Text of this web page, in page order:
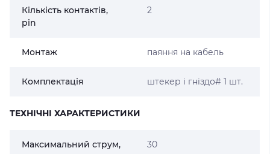
Кількість контактів,
pin
2
Монтаж паяння на кабель
Комплектація штекер і гніздо# 1 шт.
ТЕХНІЧНІ ХАРАКТЕРИСТИКИ
Максимальний струм,
30